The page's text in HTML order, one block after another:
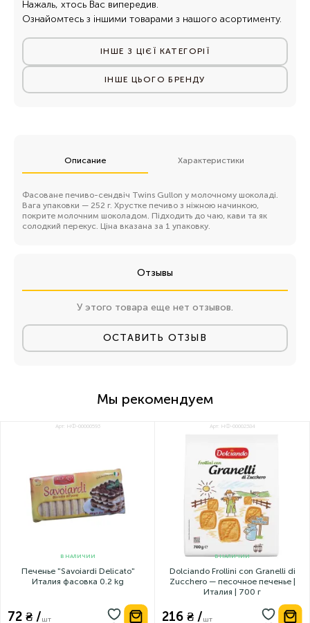
Нажаль, хтось Вас випередив.
Ознайомтесь з іншими товарами з нашого асортименту.
ІНШЕ З ЦІЄЇ КАТЕГОРІЇ
ІНШЕ ЦЬОГО БРЕНДУ
Описание Характеристики
Фасоване печиво-сендвіч Twins Gullon у молочному шоколаді.
Вага упаковки — 252 г. Хрустке печиво з ніжною начинкою,
покрите молочним шоколадом. Підходить до чаю, кави та як
солодкий перекус. Ціна вказана за 1 упаковку.
Отзывы
У этого товара еще нет отзывов.
ОСТАВИТЬ ОТЗЫВ
Мы рекомендуем
Арт: НФ-00000593
В НАЛИЧИИ
Печенье "Savoiardi Delicato"
Италия фасовка 0.2 kg
72 ₴ /шт
Арт: НФ-00002384
В НАЛИЧИИ
Dolciando Frollini con Granelli di
Zucchero — песочное печенье |
Италия | 700 г
216 ₴ /шт